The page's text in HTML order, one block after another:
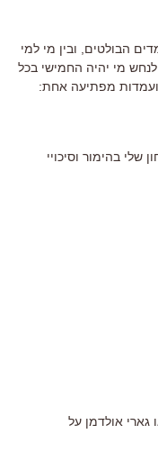
הבולטים, ובין מי למי
מי יהיה החמישי בכל
מפתיעה אחת:
בהימור וסיכויי
גארי אולדמן על